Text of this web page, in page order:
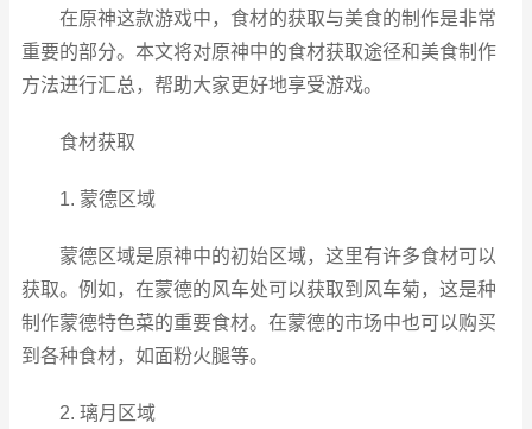
在原神这款游戏中，食材的获取与美食的制作是非常
重要的部分。本文将对原神中的食材获取途径和美食制作
方法进行汇总，帮助大家更好地享受游戏。
食材获取
1. 蒙德区域
蒙德区域是原神中的初始区域，这里有许多食材可以
获取。例如，在蒙德的风车处可以获取到风车菊，这是种
制作蒙德特色菜的重要食材。在蒙德的市场中也可以购买
到各种食材，如面粉火腿等。
2. 璃月区域